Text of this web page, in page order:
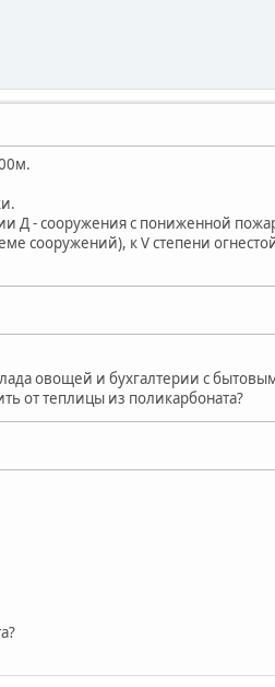
Д - сооружения с пониженной
сооружений), к V степени
овощей и бухгалтерии с
от теплицы из поликарбоната?